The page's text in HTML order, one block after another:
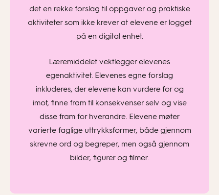
det en rekke forslag til oppgaver og praktiske
aktiviteter som ikke krever at elevene er logget
på en digital enhet.
Læremiddelet vektlegger elevenes
egenaktivitet. Elevenes egne forslag
inkluderes, der elevene kan vurdere for og
imot, finne fram til konsekvenser selv og vise
disse fram for hverandre. Elevene møter
varierte faglige uttrykksformer, både gjennom
skrevne ord og begreper, men også gjennom
bilder, figurer og filmer.